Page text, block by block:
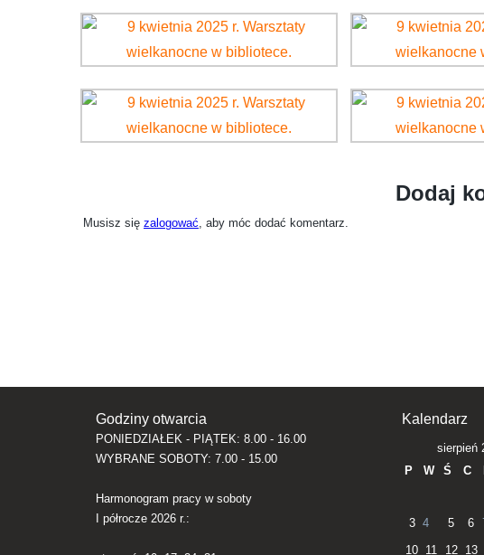
Dodaj
Musisz się zalogować, aby móc dodać komentarz.
Godziny otwarcia
PONIEDZIAŁEK - PIĄTEK: 8.00 - 16.00
WYBRANE SOBOTY: 7.00 - 15.00
Harmonogram pracy w soboty
I półrocze 2026 r.:
Kalendarz
sierpień
P
W Ś C
3 4 5 6
10 11 12 13